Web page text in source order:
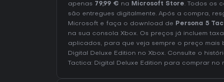
apenas 79,99 € na Microsoft Store. Todos os
são entregues digitalmente. Após a compra,
Microsoft e faça o download de Persona 5
na sua consola Xbox. Os preços já incluem
aplicados, para que veja sempre o preço mais
Digital Deluxe Edition no Xbox. Consulte o
Tactica: Digital Deluxe Edition para comprar no